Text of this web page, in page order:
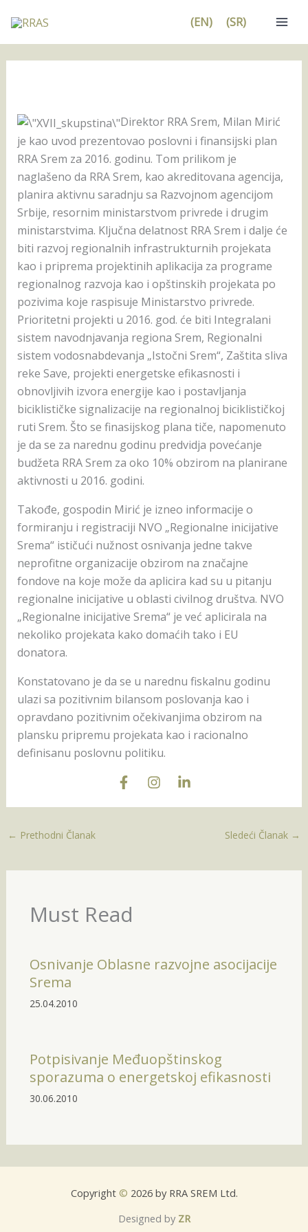
na
sadržaj
(EN) (SR)
Direktor RRA Srem, Milan Mirić
je kao uvod prezentovao poslovni i finansijski plan
RRA Srem za 2016. godinu. Tom prilikom je
naglašeno da RRA Srem, kao akreditovana agencija,
planira aktivnu saradnju sa Razvojnom agencijom
Srbije, resornim ministarstvom privrede i drugim
ministarstvima. Ključna delatnost RRA Srem i dalje će
biti razvoj regionalnih infrastrukturnih projekata
kao i priprema projektinih aplikacija za programe
regionalnog razvoja kao i opštinskih projekata po
pozivima koje raspisuje Ministarstvo privrede.
Prioritetni projekti u 2016. god. će biti Integralani
sistem navodnjavanja regiona Srem, Regionalni
sistem vodosnabdevanja „Istočni Srem“, Zaštita sliva
reke Save, projekti energetske efikasnosti i
obnovljivih izvora energije kao i postavljanja
biciklističke signalizacije na regionalnoj biciklističkoj
ruti Srem. Što se finasijskog plana tiče, napomenuto
je da se za narednu godinu predvidja povećanje
budžeta RRA Srem za oko 10% obzirom na planirane
aktivnosti u 2016. godini.
Takođe, gospodin Mirić je izneo informacije o
formiranju i registraciji NVO „Regionalne inicijative
Srema“ ističući nužnost osnivanja jedne takve
neprofitne organizacije obzirom na značajne
fondove na koje može da aplicira kad su u pitanju
regionalne inicijative u oblasti civilnog društva. NVO
„Regionalne inicijative Srema“ je već aplicirala na
nekoliko projekata kako domaćih tako i EU
donatora.
Konstatovano je da se u narednu fiskalnu godinu
ulazi sa pozitivnim bilansom poslovanja kao i
opravdano pozitivnim očekivanjima obzirom na
plansku pripremu projekata kao i racionalno
definisanu poslovnu politiku.
← Prethodni Članak Sledeći Članak →
Must Read
Osnivanje Oblasne razvojne asocijacije
Srema
25.04.2010
Potpisivanje Međuopštinskog
sporazuma o energetskoj efikasnosti
30.06.2010
Copyright © 2026 by RRA SREM Ltd.
Designed by ZR